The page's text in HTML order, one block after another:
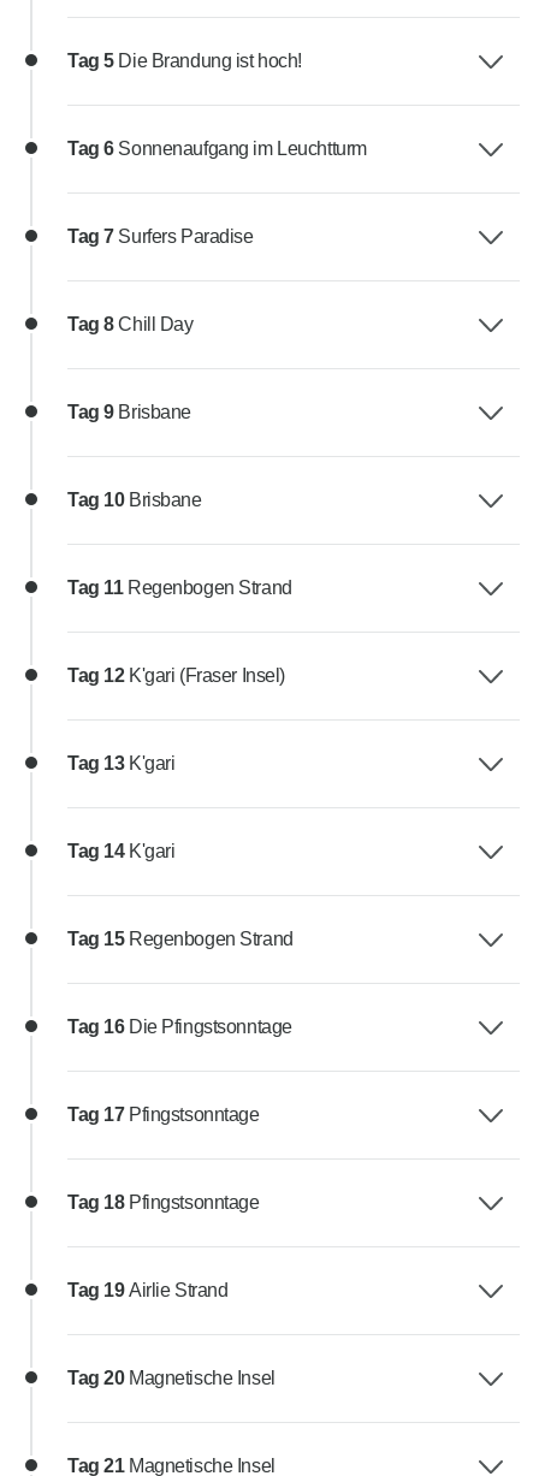
Tag 5 Die Brandung ist hoch!
Tag 6 Sonnenaufgang im Leuchtturm
Tag 7 Surfers Paradise
Tag 8Chill Day
Tag 9 Brisbane
Tag 10 Brisbane
Tag 11 Regenbogen Strand
Tag 12 K'gari (Fraser Insel)
Tag 13 K'gari
Tag 14 K'gari
Tag 15 Regenbogen Strand
Tag 16 Die Pfingstsonntage
Tag 17 Pfingstsonntage
Tag 18 Pfingstsonntage
Tag 19Airlie Strand
Tag 20 Magnetische Insel
Tag 21 Magnetische Insel